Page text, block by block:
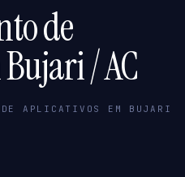
de
/ AC
DE APLICATIVOS EM BUJARI